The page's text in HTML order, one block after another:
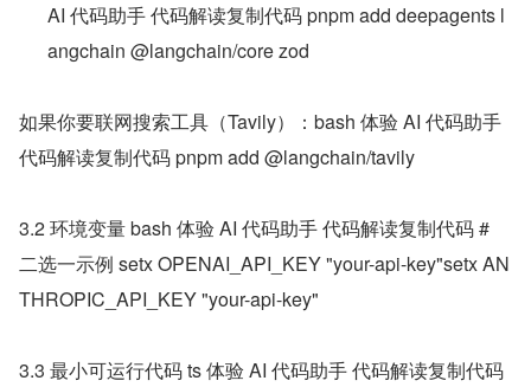
AI 代码助手 代码解读复制代码 pnpm add deepagents l
angchain @langchain/core zod
如果你要联网搜索工具（Tavily）：bash 体验 AI 代码助手
代码解读复制代码 pnpm add @langchain/tavily
3.2 环境变量 bash 体验 AI 代码助手 代码解读复制代码 #
二选一示例 setx OPENAI_API_KEY "your-api-key"setx AN
THROPIC_API_KEY "your-api-key"
3.3 最小可运行代码 ts 体验 AI 代码助手 代码解读复制代码